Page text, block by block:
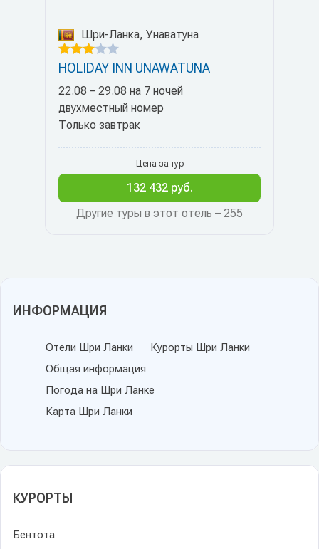
ИНФОРМАЦИЯ
Отели Шри Ланки
Курорты Шри Ланки
Общая информация
Погода на Шри Ланке
Карта Шри Ланки
КУРОРТЫ
Бентота
Шри-Ланка, Унаватуна
HOLIDAY INN UNAWATUNA
22.08 – 29.08 на 7 ночей
двухместный номер
Только завтрак
Другие туры в этот отель – 255
Цена за тур
132 432 руб.